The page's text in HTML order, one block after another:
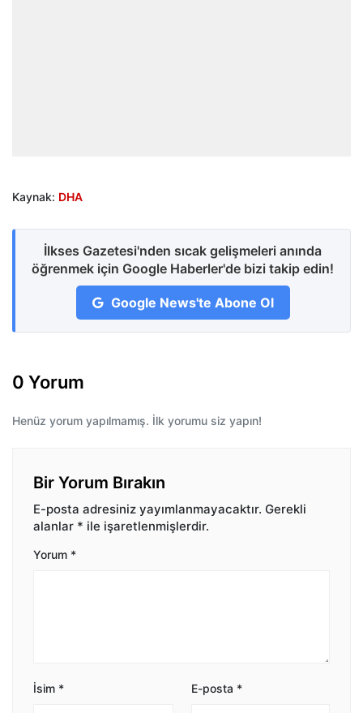
Kaynak: DHA
İlkses Gazetesi'nden sıcak gelişmeleri anında
öğrenmek için Google Haberler'de bizi takip edin!
Google News'te Abone Ol
0 Yorum
Henüz yorum yapılmamış. İlk yorumu siz yapın!
Bir Yorum Bırakın
E-posta adresiniz yayımlanmayacaktır. Gerekli
alanlar * ile işaretlenmişlerdir.
Yorum *
İsim * E-posta *